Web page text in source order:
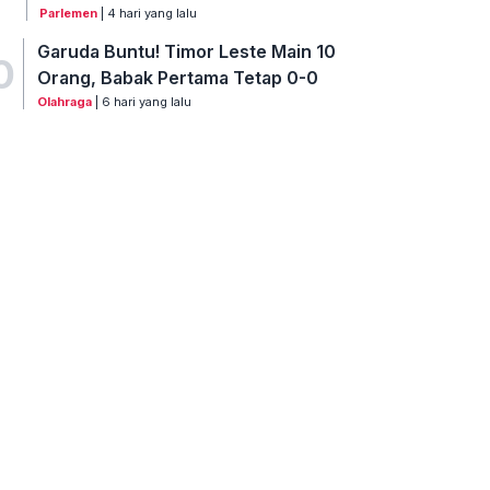
Parlemen | 4 hari yang lalu
Garuda Buntu! Timor Leste Main 10
Orang, Babak Pertama Tetap 0-0
Olahraga| 6 hari yang lalu